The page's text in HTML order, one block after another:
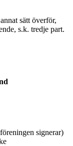
sätt överför,
s.k. tredje part.
signerar)